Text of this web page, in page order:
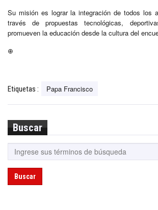
Su misión es lograr la integración de todos los
través de propuestas tecnológicas,
promueven la educación desde la cultura del
⊕
Etiquetas : Papa Francisco
Buscar
Buscar